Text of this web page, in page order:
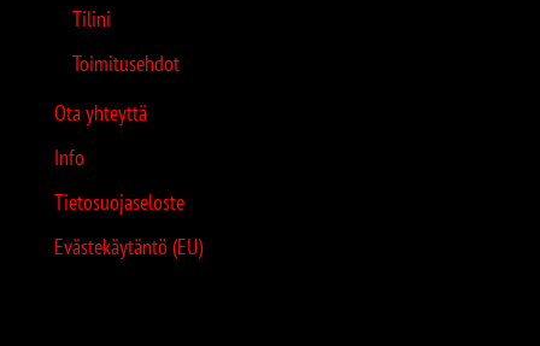
Tilini
Toimitusehdot
Ota yhteyttä
Info
Tietosuojaseloste
Evästekäytäntö (EU)